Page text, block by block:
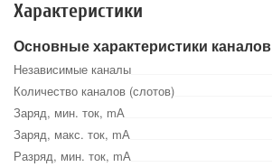
Характеристики
Основные характеристики каналов
Независимые каналы
Количество каналов (слотов)
Заряд, мин. ток, mА
Заряд, макс. ток, mА
Разряд, мин. ток, mА